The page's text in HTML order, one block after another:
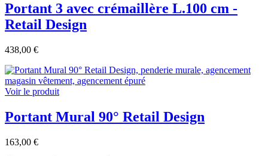
Portant 3 avec crémaillère L.100 cm -
Retail Design
438,00 €
Voir le produit
Portant Mural 90° Retail Design
163,00 €